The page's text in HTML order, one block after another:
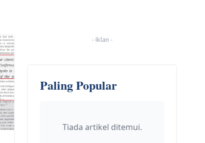
- Iklan -
Paling Popular
Tiada artikel ditemui.